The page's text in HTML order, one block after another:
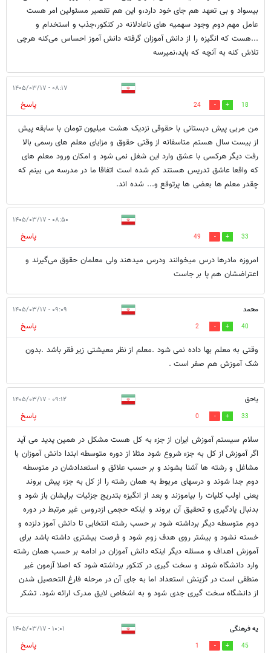
بیسواد و بی تعهد هم جای خود دارد،و این هم تقصیر مسئولین امر هست
عامل مهم دوم وجود سهمیه های ناعادلانه در کنکور،جذب و استخدام و
...هست که انگیزه را از دانش آموزان گرفته دانش آموز احساس می‌کنه هرچی
تلاش کنه به آنچه که باید،نمیرسه
۰۸:۱۷ - ۱۴۰۵/۰۳/۱۷
18
24
پاسخ
من مربی پیش دبستانی با حقوقی نزدیک هشت میلیون تومان با سابقه پیش
از بیست سال هستم متاسفانه از وقتی حقوق و مزایای معلم های رسمی بالا
رفت دیگر هرکسی با عشق وارد این شغل نمی شود و امکان ورود معلم های
که واقعا عاشق تدریس هستند کم شده است اتفاقا ما در مدرسه می بینم که
چقدر معلم ها بعضی ها پرتوقع و... شده اند.
۰۸:۵۰ - ۱۴۰۵/۰۳/۱۷
33
49
پاسخ
امروزه مادرها درس میخوانند ودرس میدهند ولی معلمان حقوق می‌گیرند و
اعتراضشان هم پا بر جاست
محمد ۰۹:۰۹ - ۱۴۰۵/۰۳/۱۷
40
2
پاسخ
وقتی به معلم بها داده نمی شود .معلم از نظر معیشتی زیر فقر باشد .بدون
شک آموزش هم صفر است .
یاحق ۰۹:۱۲ - ۱۴۰۵/۰۳/۱۷
33
0
پاسخ
سلام سیستم آموزش ایران از جزء به کل هست مشکل در همین پدید می آید
اگر آموزش از کل به جزء شروع شود مثلا از دوره متوسطه ابتدا دانش آموزان با
مشاغل و رشته ها آشنا بشوند و بر حسب علائق و استعدادشان در متوسطه
دوم جدا ‌شوند و درسهای مربوط به همان رشته را از کل به جزء پیش بروند
یعنی اولب کلیات را بیاموزند و بعد از انگیزه بتدریج جزئیات برایشان باز شود و
بدنبال یادگیری و تحقیق آن بروند و اینکه حجمی ازدروس غیر مرتبط در دوره
دوم متوسطه دیگر برداشته شود بر حسب رشته انتخابی تا دانش آموز دلزده و
خسته نشود و بیشتر روی هدف زوم شود و فرصت بیشتری داشته باشد برای
آموزش اهداف و مسئله دیگر اینکه دانش آموزان در ادامه بر حسب همان رشته
وارد دانشگاه شوند و سخت گیری در کنکور برداشته شود که اصلا آزمون غیر
منطقی است در گزینش استعداد اما به جای آن در مرحله فارغ التحصیل شدن
از دانشگاه سخت گیری جدی شود و به اشخاص لایق مدرک ارائه ‌شود. تشکر
یه فرهنگی ۱۰:۰۱ - ۱۴۰۵/۰۳/۱۷
45
1
پاسخ